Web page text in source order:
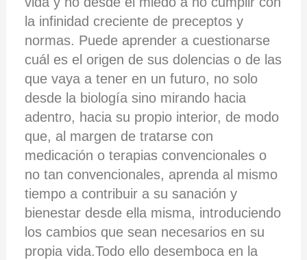
la infinidad creciente de preceptos y
normas. Puede aprender a cuestionarse
cuál es el origen de sus dolencias o de las
que vaya a tener en un futuro, no solo
desde la biología sino mirando hacia
adentro, hacia su propio interior, de modo
que, al margen de tratarse con
medicación o terapias convencionales o
no tan convencionales, aprenda al mismo
tiempo a contribuir a su sanación y
bienestar desde ella misma, introduciendo
los cambios que sean necesarios en su
propia vida.Todo ello desemboca en la